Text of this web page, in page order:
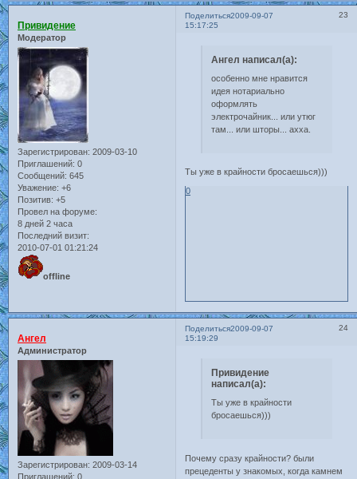
Поделиться 23
2009-09-07
15:17:25
Привидение
Модератор
Зарегистрирован: 2009-03-10
Приглашений: 0
Сообщений: 645
Уважение: +6
Позитив: +5
Провел на форуме:
8 дней 2 часа
Последний визит:
2010-07-01 01:21:24
offline
Ангел написал(а):
особенно мне нравится
идея нотариально
оформлять
электрочайник... или утюг
там... или шторы... ахха.
Ты уже в крайности бросаешься)))
0
Поделиться 24
2009-09-07
15:19:29
Ангел
Администратор
Зарегистрирован: 2009-03-14
Приглашений: 0
Привидение
написал(а):
Ты уже в крайности
бросаешься)))
Почему сразу крайности? были
прецеденты у знакомых, когда камнем